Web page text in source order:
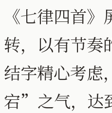
《七律四首
转，以有节
结字精心考
宕”之气，达